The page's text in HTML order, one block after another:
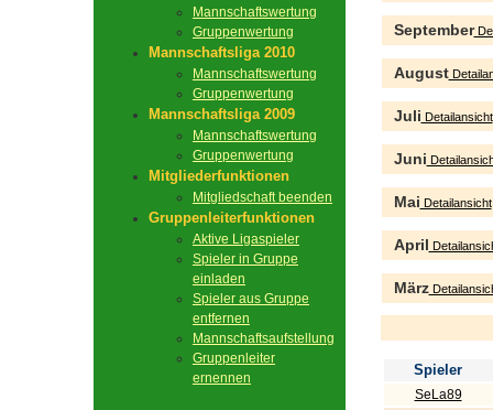
Mannschaftswertung
Gruppenwertung
Mannschaftsliga 2010
Mannschaftswertung
Gruppenwertung
Mannschaftsliga 2009
Mannschaftswertung
Gruppenwertung
Mitgliederfunktionen
Mitgliedschaft beenden
Gruppenleiterfunktionen
Aktive Ligaspieler
Spieler in Gruppe
einladen
Spieler aus Gruppe
entfernen
Mannschaftsaufstellung
Gruppenleiter
ernennen
September
August
Juli Detailansicht
Juni
Mai Detailansicht
April
März
Spieler
SeLa89